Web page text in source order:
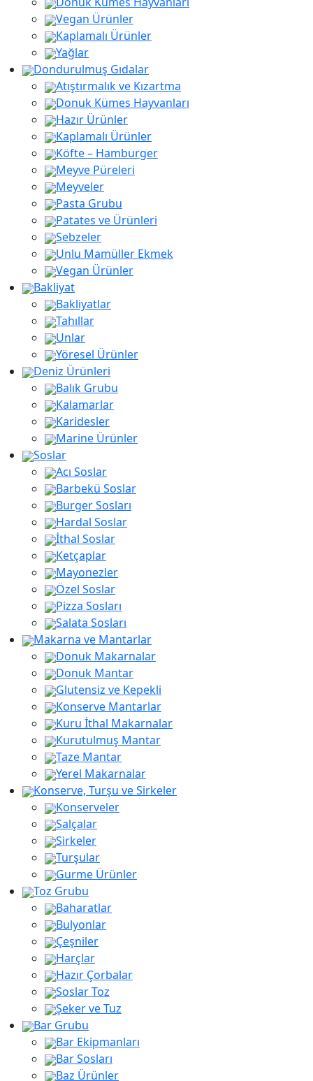
Vegan Ürünler
Kaplamalı Ürünler
Yağlar
Dondurulmuş Gıdalar
Atıştırmalık ve Kızartma
Donuk Kümes Hayvanları
Hazır Ürünler
Kaplamalı Ürünler
Köfte – Hamburger
Meyve Püreleri
Meyveler
Pasta Grubu
Patates ve Ürünleri
Sebzeler
Unlu Mamüller Ekmek
Vegan Ürünler
Bakliyat
Bakliyatlar
Tahıllar
Unlar
Yöresel Ürünler
Deniz Ürünleri
Balık Grubu
Kalamarlar
Karidesler
Marine Ürünler
Soslar
Acı Soslar
Barbekü Soslar
Burger Sosları
Hardal Soslar
İthal Soslar
Ketçaplar
Mayonezler
Özel Soslar
Pizza Sosları
Salata Sosları
Makarna ve Mantarlar
Donuk Makarnalar
Donuk Mantar
Glutensiz ve Kepekli
Konserve Mantarlar
Kuru İthal Makarnalar
Kurutulmuş Mantar
Taze Mantar
Yerel Makarnalar
Konserve, Turşu ve Sirkeler
Konserveler
Salçalar
Sirkeler
Turşular
Gurme Ürünler
Toz Grubu
Baharatlar
Bulyonlar
Çeşniler
Harçlar
Hazır Çorbalar
Soslar Toz
Şeker ve Tuz
Bar Grubu
Bar Ekipmanları
Bar Sosları
Baz Ürünler